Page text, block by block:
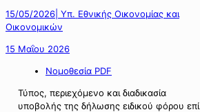
15/05/2026| Υπ. Εθνικής Οικονομίας και
Οικονομικών
15 Μαΐου 2026
Νομοθεσία PDF
Τύπος, περιεχόμενο και διαδικασία
υποβολής της δήλωσης ειδικού φόρου επί